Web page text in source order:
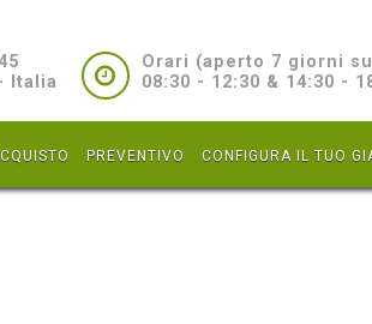
Italia
Orari (aperto 7 giorni
08:30 - 12:30 & 14:30 -
PREVENTIVO CONFIGURA IL TUO